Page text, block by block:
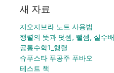
새 자료
지오지브라 노트 사용법
행렬의 뜻과 덧셈, 뺄셈, 실수배
공통수학1_행렬
슈푸스타 푸공주 푸바오
테스트 책